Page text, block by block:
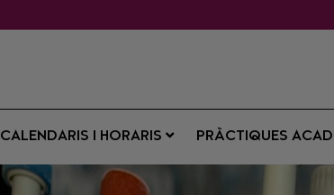
CALENDARIS I HORARIS PRÀCTIQUES